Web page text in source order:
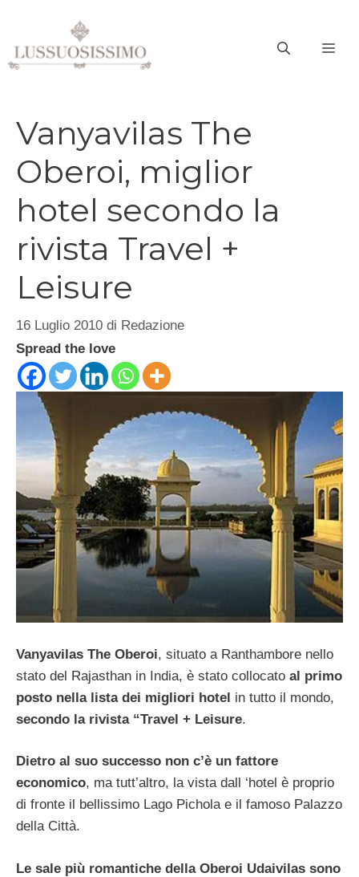
contenuto
Vanyavilas The
Oberoi, miglior
hotel secondo la
rivista Travel +
Leisure
16 Luglio 2010 di Redazione
Spread the love
Vanyavilas The Oberoi, situato a Ranthambore nello
stato del Rajasthan in India, è stato collocato al primo
posto nella lista dei migliori hotel in tutto il mondo,
secondo la rivista “Travel + Leisure.
Dietro al suo successo non c’è un fattore
economico, ma tutt’altro, la vista dall ‘hotel è proprio
di fronte il bellissimo Lago Pichola e il famoso Palazzo
della Città.
Le sale più romantiche della Oberoi Udaivilas sono